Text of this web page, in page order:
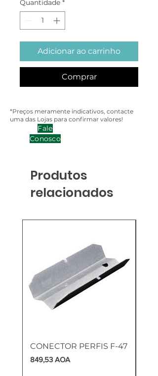
Quantidade *
Adicionar ao carrinho
Comprar
*Preços meramente indicativos, contacte
uma das Lojas para confirmar valores!
Fale
Conosco
Produtos
relacionados
CONECTOR PERFIS F-47
Preço
849,53 AOA